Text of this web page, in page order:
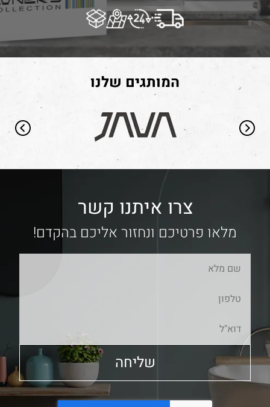
המותגים שלנו
צרו איתנו קשר
מלאו פרטיכם ונחזור אליכם בהקדם!
שליחה